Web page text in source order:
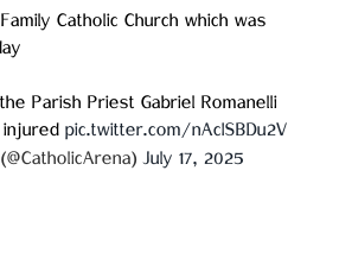
Catholic Church which was
Parish Priest Gabriel Romanelli
pic.twitter.com/nAcISBDu2V
July 17, 2025